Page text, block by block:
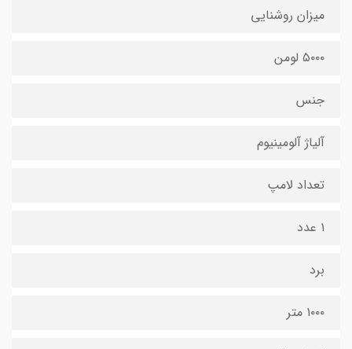
میزان روشنایی
۵۰۰۰ لومن
جنس
آلیاژ آلومینیوم
تعداد لامپ
۱ عدد
برد
۱۰۰۰ متر